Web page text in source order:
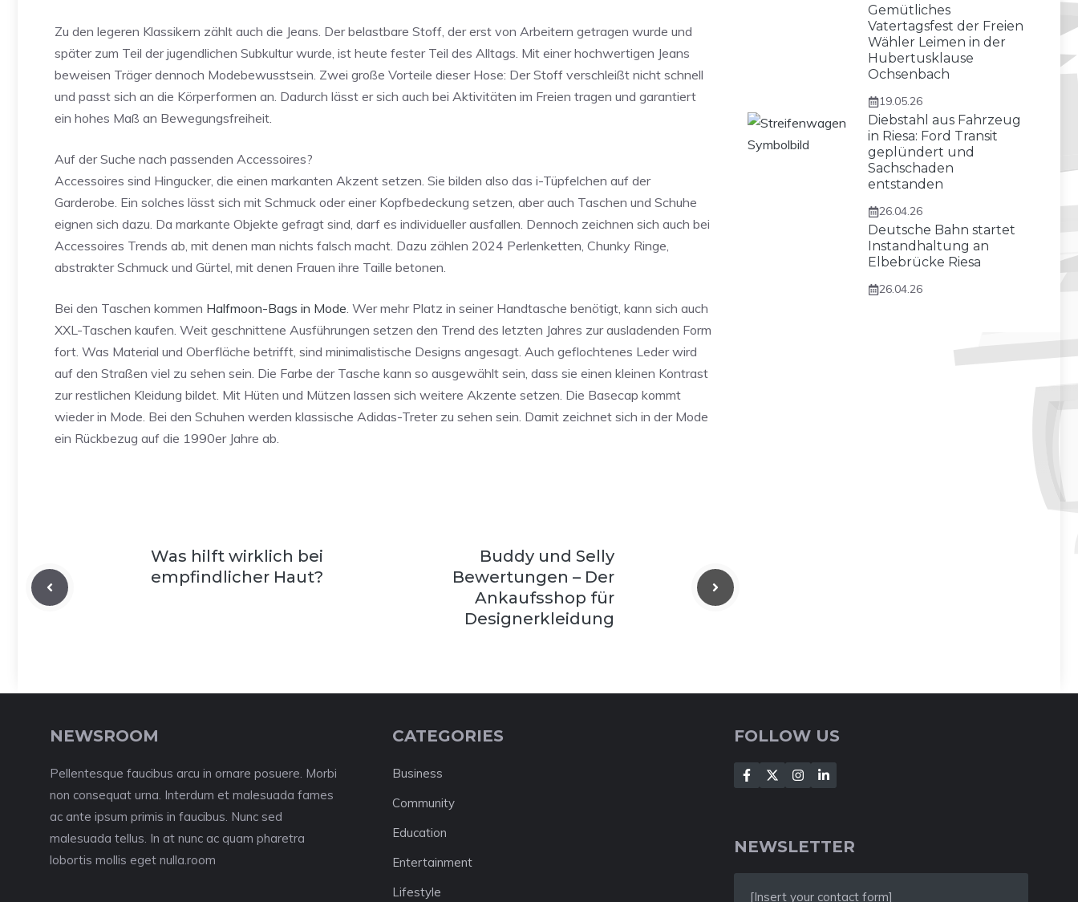
Zu den legeren Klassikern zählt auch die Jeans. Der belastbare Stoff, der erst von Arbeitern getragen wurde und
später zum Teil der jugendlichen Subkultur wurde, ist heute fester Teil des Alltags. Mit einer hochwertigen Jeans
beweisen Träger dennoch Modebewusstsein. Zwei große Vorteile dieser Hose: Der Stoff verschleißt nicht schnell
und passt sich an die Körperformen an. Dadurch lässt er sich auch bei Aktivitäten im Freien tragen und garantiert
ein hohes Maß an Bewegungsfreiheit.
Auf der Suche nach passenden Accessoires?
Accessoires sind Hingucker, die einen markanten Akzent setzen. Sie bilden also das i-Tüpfelchen auf der
Garderobe. Ein solches lässt sich mit Schmuck oder einer Kopfbedeckung setzen, aber auch Taschen und Schuhe
eignen sich dazu. Da markante Objekte gefragt sind, darf es individueller ausfallen. Dennoch zeichnen sich auch bei
Accessoires Trends ab, mit denen man nichts falsch macht. Dazu zählen 2024 Perlenketten, Chunky Ringe,
abstrakter Schmuck und Gürtel, mit denen Frauen ihre Taille betonen.
Bei den Taschen kommen Halfmoon-Bags in Mode. Wer mehr Platz in seiner Handtasche benötigt, kann sich auch
XXL-Taschen kaufen. Weit geschnittene Ausführungen setzen den Trend des letzten Jahres zur ausladenden Form
fort. Was Material und Oberfläche betrifft, sind minimalistische Designs angesagt. Auch geflochtenes Leder wird
auf den Straßen viel zu sehen sein. Die Farbe der Tasche kann so ausgewählt sein, dass sie einen kleinen Kontrast
zur restlichen Kleidung bildet. Mit Hüten und Mützen lassen sich weitere Akzente setzen. Die Basecap kommt
wieder in Mode. Bei den Schuhen werden klassische Adidas-Treter zu sehen sein. Damit zeichnet sich in der Mode
ein Rückbezug auf die 1990er Jahre ab.
Was hilft wirklich bei
empfindlicher Haut?
Buddy und Selly
Bewertungen – Der
Ankaufsshop für
Designerkleidung
Gemütliches
Vatertagsfest der Freien
Wähler Leimen in der
Hubertusklause
Ochsenbach
19.05.26
Diebstahl aus Fahrzeug
in Riesa: Ford Transit
geplündert und
Sachschaden
entstanden
26.04.26
Deutsche Bahn startet
Instandhaltung an
Elbebrücke Riesa
26.04.26
NEWSROOM
Pellentesque faucibus arcu in ornare posuere. Morbi
non consequat urna. Interdum et malesuada fames
ac ante ipsum primis in faucibus. Nunc sed
malesuada tellus. In at nunc ac quam pharetra
lobortis mollis eget nulla.room
CATEGORIES
Business
Community
Education
Entertainment
Lifestyle
FOLLOW US
NEWSLETTER
[Insert your contact form]